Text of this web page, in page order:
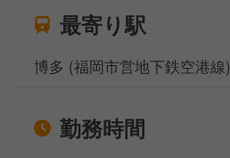
最寄り駅
博多 (福岡市営地下鉄空港線)
勤務時間